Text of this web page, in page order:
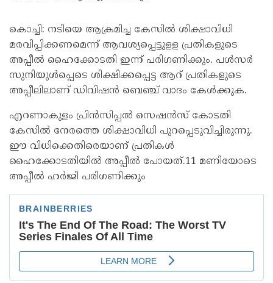
കൊച്ചി: നടിയെ ആക്രമിച്ച കേസില്‍ ശിക്ഷാവിധി
മരവിപ്പിക്കണമെന്ന് ആവശ്യപ്പെട്ടുളള പ്രതികളുടെ
അപ്പീല്‍ ഹൈക്കോടതി ഇന്ന് പരിഗണിക്കും. പള്‍സര്‍
സുനിയുള്‍പ്പെടെ ശിക്ഷിക്കപ്പെട്ട ആറ് പ്രതികളുടെ
അപ്പീലിലാണ് ഡിവിഷന്‍ ബെഞ്ച് വാദം കേള്‍ക്കുക.
എറണാകുളം പ്രിന്‍സിപ്പല്‍ സെഷന്‍സ് കോടതി
കേസില്‍ നേരത്തെ ശിക്ഷാവിധി പുറപ്പെടുവിച്ചിരുന്നു.
ഈ വിധിക്കെതിരെയാണ് പ്രതികള്‍
ഹൈക്കോടതിയില്‍ അപ്പീല്‍ പോയത്.11 മണിയോടെ
അപ്പീല്‍ ഹര്‍ജി പരിഗണിക്കും